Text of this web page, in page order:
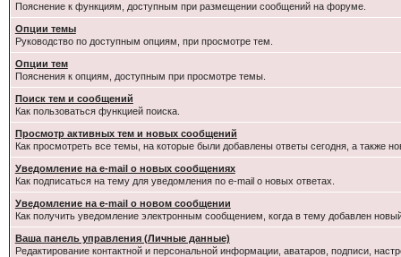
Пояснение к функциям, доступным при размещении сообщений на форуме.
Опции темы
Руководство по доступным опциям, при просмотре тем.
Опции тем
Пояснения к опциям, доступным при просмотре темы.
Поиск тем и сообщений
Как пользоваться функцией поиска.
Просмотр активных тем и новых сообщений
Как просмотреть все темы, на которые были добавлены ответы сегодня, а также
Уведомление на e-mail о новых сообщениях
Как подписаться на тему для уведомления по e-mail о новых ответах.
Уведомление на е-mail о новом сообщении
Как получить уведомление электронным сообщением, когда в тему добавлен
Ваша панель управления (Личные данные)
Редактирование контактной и персональной информации, аватаров, подписи,